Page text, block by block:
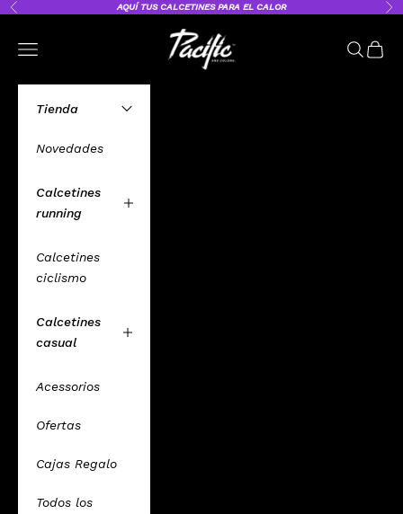
Ir al contenido
Anterior AQUÍ TUS CALCETINES PARA EL CALOR
Pacific and Co. – Calcetines
Abrir menú de navegación AbrirAbrir
Tienda
Novedades
Calcetines
running
Calcetines
ciclismo
Calcetines
casual
Acessorios
Ofertas
Cajas Regalo
Todos los